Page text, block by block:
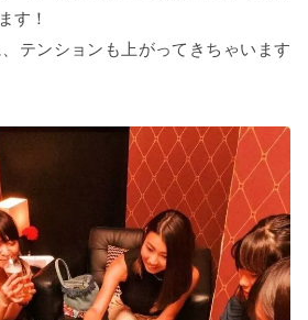
す！
テンションも上がってきちゃいます